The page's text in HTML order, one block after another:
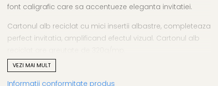
font caligrafic care sa accentueze eleganta invitatiei.
Cartonul alb reciclat cu mici insertii albastre, completeaza
perfect invitatia, amplificand efectul vizual. Cartonul alb
VEZI MAI MULT
Informatii conformitate produs